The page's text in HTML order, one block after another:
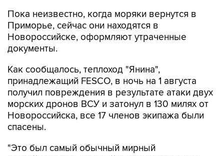
Пока неизвестно, когда моряки вернутся в
Приморье, сейчас они находятся в
Новороссийске, оформляют утраченные
документы.
Как сообщалось, теплоход "Янина",
принадлежащий FESCO, в ночь на 1 августа
получил повреждения в результате атаки двух
морских дронов ВСУ и затонул в 130 милях от
Новороссийска, все 17 членов экипажа были
спасены.
"Это был самый обычный мирный